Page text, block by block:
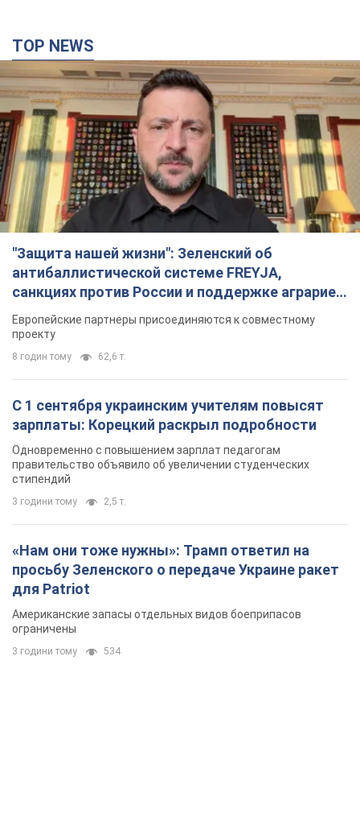
TOP NEWS
"Защита нашей жизни": Зеленский об
антибаллистической системе FREYJA,
санкциях против России и поддержке аграриев.
Видео
Европейские партнеры присоединяются к совместному
проекту
8 годин тому 62,6 т.
С 1 сентября украинским учителям повысят
зарплаты: Корецкий раскрыл подробности
Одновременно с повышением зарплат педагогам
правительство объявило об увеличении студенческих
стипендий
3 години тому 2,5 т.
«Нам они тоже нужны»: Трамп ответил на
просьбу Зеленского о передаче Украине ракет
для Patriot
Американские запасы отдельных видов боеприпасов
ограничены
3 години тому 534